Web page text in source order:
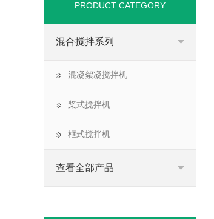
PRODUCT CATEGORY
混合搅拌系列
混凝絮凝搅拌机
桨式搅拌机
框式搅拌机
查看全部产品